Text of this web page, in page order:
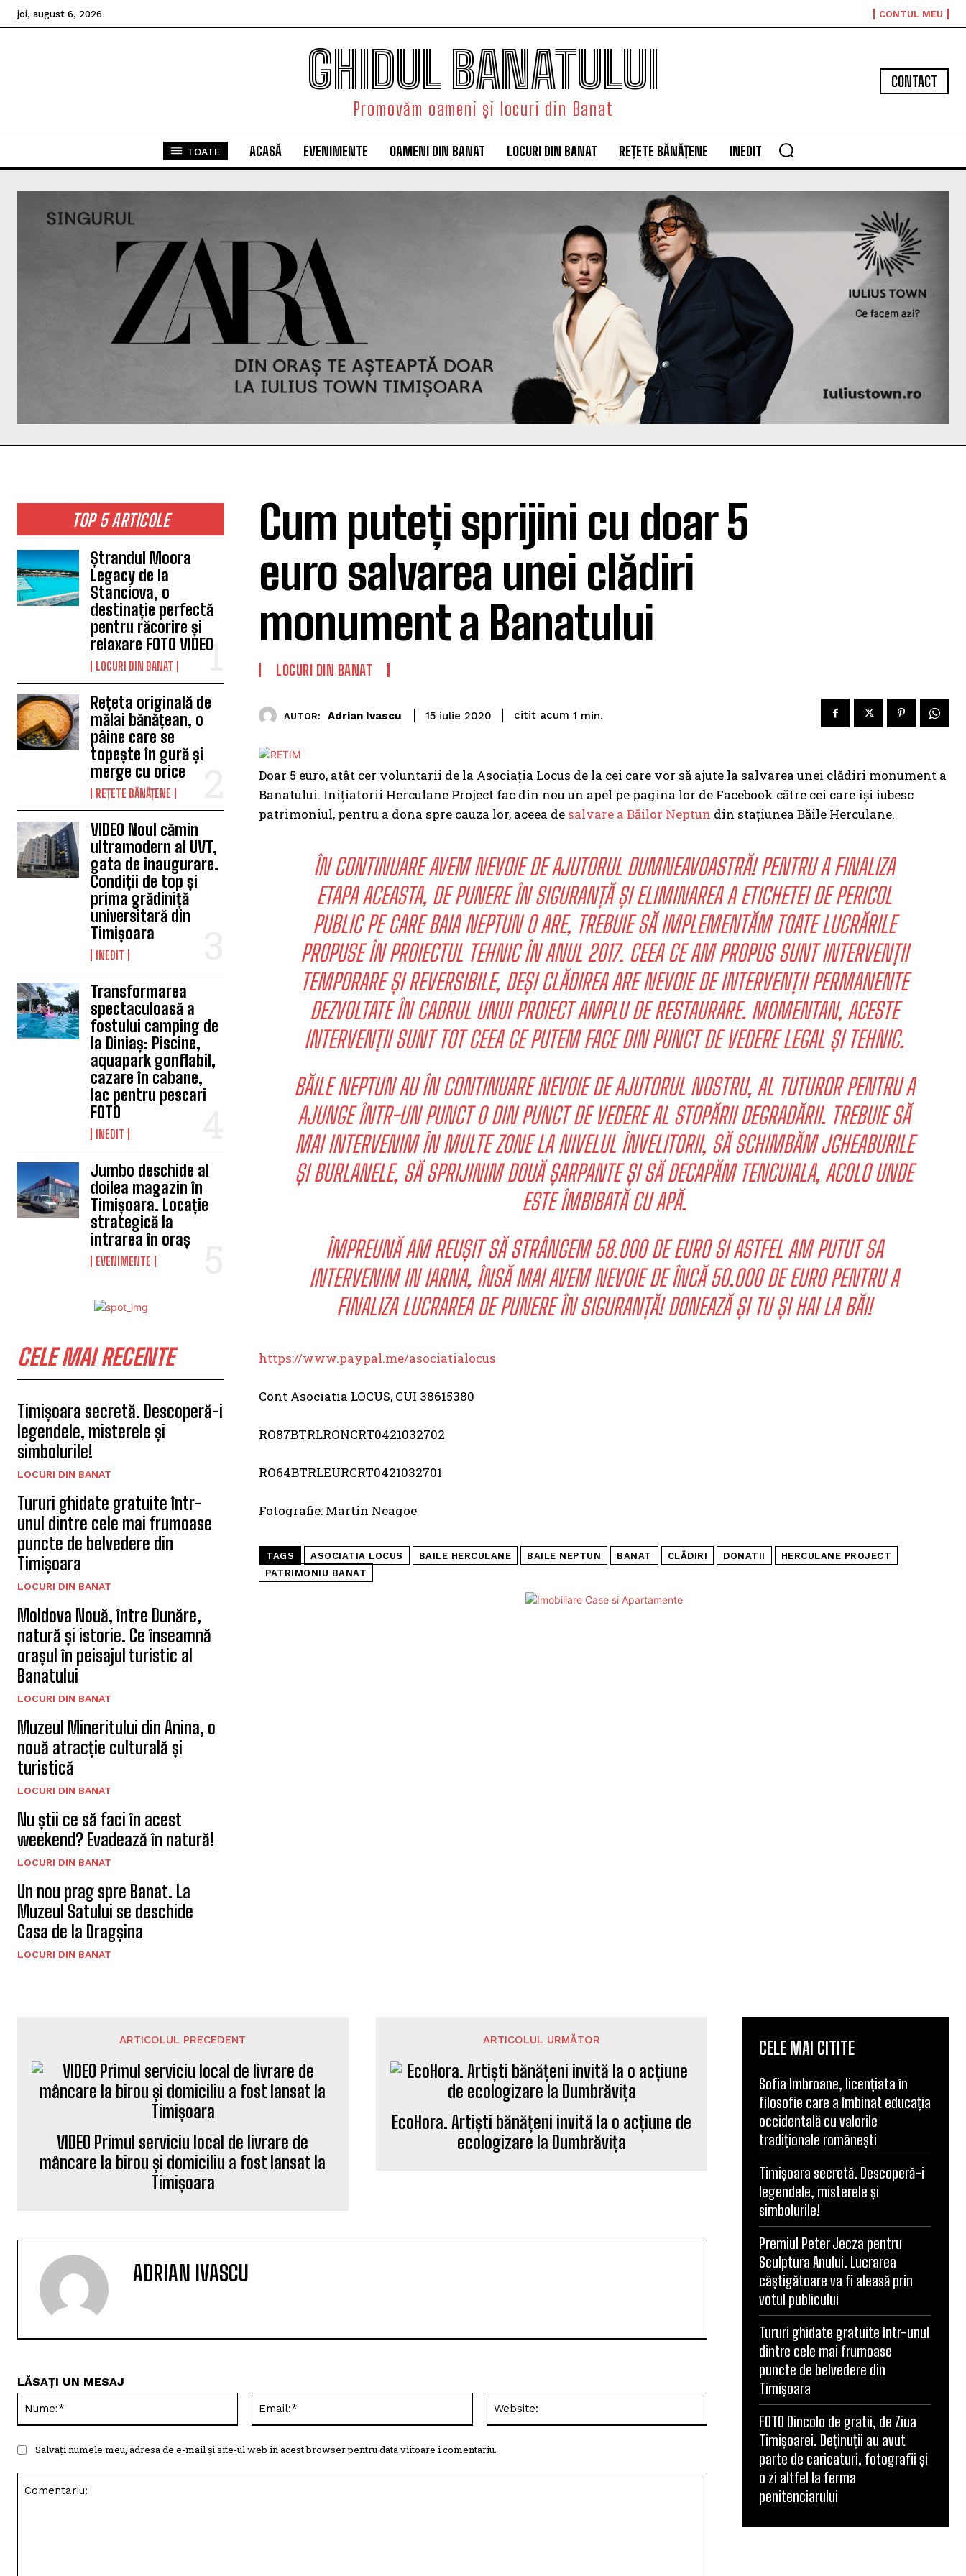
joi, august 6, 2026 CONTUL MEU
GHIDUL BANATULUI
Promovăm oameni și locuri din Banat
CONTACT
TOATE ACASĂ EVENIMENTE OAMENI DIN BANAT LOCURI DIN BANAT REȚETE BĂNĂȚENE INEDIT
TOP 5 ARTICOLE
Ștrandul Moora
Legacy de la
Stanciova, o
destinație perfectă
pentru răcorire și
relaxare FOTO VIDEO
LOCURI DIN BANAT
Rețeta originală de
mălai bănățean, o
pâine care se
topește în gură și
merge cu orice
REȚETE BĂNĂȚENE
VIDEO Noul cămin
ultramodern al UVT,
gata de inaugurare.
Condiții de top și
prima grădiniță
universitară din
Timișoara
INEDIT
Transformarea
spectaculoasă a
fostului camping de
la Diniaș: Piscine,
aquapark gonflabil,
cazare în cabane,
lac pentru pescari
FOTO
INEDIT
Jumbo deschide al
doilea magazin în
Timișoara. Locație
strategică la
intrarea în oraș
EVENIMENTE
CELE MAI RECENTE
Timișoara secretă. Descoperă-i
legendele, misterele și
simbolurile!
LOCURI DIN BANAT
Tururi ghidate gratuite într-
unul dintre cele mai frumoase
puncte de belvedere din
Timișoara
LOCURI DIN BANAT
Moldova Nouă, între Dunăre,
natură și istorie. Ce înseamnă
orașul în peisajul turistic al
Banatului
LOCURI DIN BANAT
Muzeul Mineritului din Anina, o
nouă atracție culturală și
turistică
LOCURI DIN BANAT
Nu știi ce să faci în acest
weekend? Evadează în natură!
LOCURI DIN BANAT
Un nou prag spre Banat. La
Muzeul Satului se deschide
Casa de la Dragșina
LOCURI DIN BANAT
Cum puteți sprijini cu doar 5
euro salvarea unei clădiri
monument a Banatului
LOCURI DIN BANAT
AUTOR: Adrian Ivascu 15 iulie 2020 citit acum 1 min.
Doar 5 euro, atât cer voluntarii de la Asociația Locus de la cei care vor să ajute la salvarea unei clădiri monument a
Banatului. Inițiatorii Herculane Project fac din nou un apel pe pagina lor de Facebook către cei care își iubesc
patrimoniul, pentru a dona spre cauza lor, aceea de salvare a Băilor Neptun din stațiunea Băile Herculane.
ÎN CONTINUARE AVEM NEVOIE DE AJUTORUL DUMNEAVOASTRĂ! PENTRU A FINALIZA
ETAPA ACEASTA, DE PUNERE ÎN SIGURANȚĂ ȘI ELIMINAREA A ETICHETEI DE PERICOL
PUBLIC PE CARE BAIA NEPTUN O ARE, TREBUIE SĂ IMPLEMENTĂM TOATE LUCRĂRILE
PROPUSE ÎN PROIECTUL TEHNIC ÎN ANUL 2017. CEEA CE AM PROPUS SUNT INTERVENȚII
TEMPORARE ȘI REVERSIBILE, DEȘI CLĂDIREA ARE NEVOIE DE INTERVENȚII PERMANENTE
DEZVOLTATE ÎN CADRUL UNUI PROIECT AMPLU DE RESTAURARE. MOMENTAN, ACESTE
INTERVENȚII SUNT TOT CEEA CE PUTEM FACE DIN PUNCT DE VEDERE LEGAL ȘI TEHNIC.
BĂILE NEPTUN AU ÎN CONTINUARE NEVOIE DE AJUTORUL NOSTRU, AL TUTUROR PENTRU A
AJUNGE ÎNTR-UN PUNCT 0 DIN PUNCT DE VEDERE AL STOPĂRII DEGRADĂRII. TREBUIE SĂ
MAI INTERVENIM ÎN MULTE ZONE LA NIVELUL ÎNVELITORII, SĂ SCHIMBĂM JGHEABURILE
ȘI BURLANELE, SĂ SPRIJINIM DOUĂ ȘARPANTE ȘI SĂ DECAPĂM TENCUIALA, ACOLO UNDE
ESTE ÎMBIBATĂ CU APĂ.
ÎMPREUNĂ AM REUȘIT SĂ STRÂNGEM 58.000 DE EURO SI ASTFEL AM PUTUT SA
INTERVENIM IN IARNA, ÎNSĂ MAI AVEM NEVOIE DE ÎNCĂ 50.000 DE EURO PENTRU A
FINALIZA LUCRAREA DE PUNERE ÎN SIGURANȚĂ! DONEAZĂ ȘI TU ȘI HAI LA BĂI!
https://www.paypal.me/asociatialocus
Cont Asociatia LOCUS, CUI 38615380
RO87BTRLRONCRT0421032702
RO64BTRLEURCRT0421032701
Fotografie: Martin Neagoe
TAGS ASOCIATIA LOCUS BAILE HERCULANE BAILE NEPTUN BANAT CLĂDIRI DONATII
HERCULANE PROJECT
PATRIMONIU BANAT
ARTICOLUL PRECEDENT
VIDEO Primul serviciu local de livrare de
mâncare la birou și domiciliu a fost lansat la
Timișoara
ARTICOLUL URMĂTOR
EcoHora. Artiști bănățeni invită la o acțiune de
ecologizare la Dumbrăvița
ADRIAN IVASCU
LĂSAȚI UN MESAJ
Salvați numele meu, adresa de e-mail și site-ul web în acest browser pentru data viitoare i comentariu.
CELE MAI CITITE
Sofia Imbroane, licențiata în
filosofie care a îmbinat educația
occidentală cu valorile
tradiționale românești
Timișoara secretă. Descoperă-i
legendele, misterele și
simbolurile!
Premiul Peter Jecza pentru
Sculptura Anului. Lucrarea
câștigătoare va fi aleasă prin
votul publicului
Tururi ghidate gratuite într-unul
dintre cele mai frumoase
puncte de belvedere din
Timișoara
FOTO Dincolo de gratii, de Ziua
Timișoarei. Deținuții au avut
parte de caricaturi, fotografii și
o zi altfel la ferma
penitenciarului